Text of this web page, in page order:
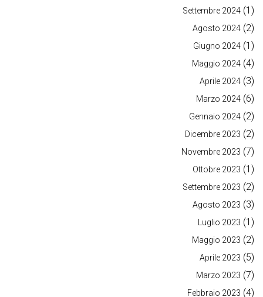
Settembre 2024 (1)
Agosto 2024 (2)
Giugno 2024 (1)
Maggio 2024 (4)
Aprile 2024 (3)
Marzo 2024 (6)
Gennaio 2024 (2)
Dicembre 2023 (2)
Novembre 2023 (7)
Ottobre 2023 (1)
Settembre 2023 (2)
Agosto 2023 (3)
Luglio 2023 (1)
Maggio 2023 (2)
Aprile 2023 (5)
Marzo 2023 (7)
Febbraio 2023 (4)